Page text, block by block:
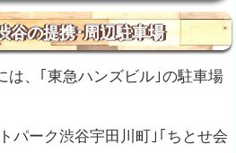
谷の提携･周辺駐車場
は、｢東急ハンズビル｣の駐車場
パーク渋谷宇田川町｣｢ちとせ会